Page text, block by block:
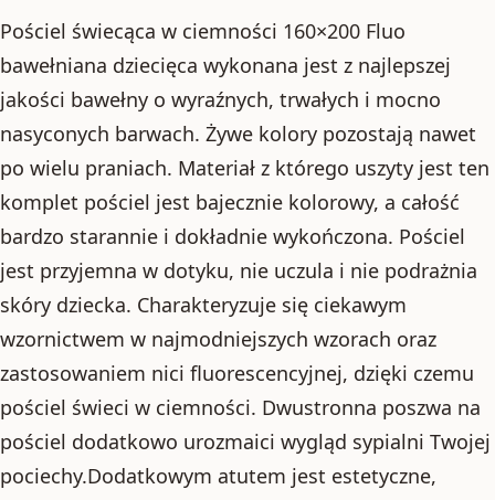
Pościel świecąca w ciemności 160×200 Fluo
bawełniana dziecięca wykonana jest z najlepszej
jakości bawełny o wyraźnych, trwałych i mocno
nasyconych barwach. Żywe kolory pozostają nawet
po wielu praniach. Materiał z którego uszyty jest ten
komplet pościel jest bajecznie kolorowy, a całość
bardzo starannie i dokładnie wykończona. Pościel
jest przyjemna w dotyku, nie uczula i nie podrażnia
skóry dziecka. Charakteryzuje się ciekawym
wzornictwem w najmodniejszych wzorach oraz
zastosowaniem nici fluorescencyjnej, dzięki czemu
pościel świeci w ciemności. Dwustronna poszwa na
pościel dodatkowo urozmaici wygląd sypialni Twojej
pociechy.Dodatkowym atutem jest estetyczne,